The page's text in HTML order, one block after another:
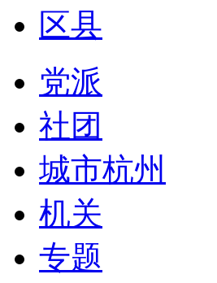
区县
党派
社团
城市杭州
机关
专题